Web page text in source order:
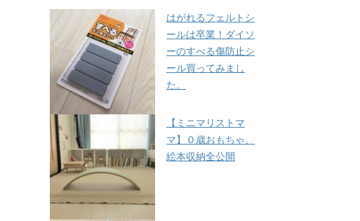
はがれるフェルトシ
ールは卒業！ダイソ
ーのすべる傷防止シ
ール買ってみまし
た。
【ミニマリストマ
マ】０歳おもちゃ、
絵本収納全公開